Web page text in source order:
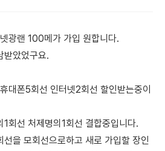
광랜 100메가 가입 원합니다.
받았었구요.
대폰5회선 인터넷2회선 할인받는중이
회선 처제명의1회선 결합중입니다.
을 모회선으로하고 새로 가입할 장인